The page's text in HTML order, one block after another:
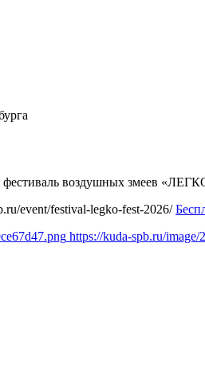
фестиваль воздушных змеев
event/festival-legko-fest-2026/
https://kuda-spb.ru/